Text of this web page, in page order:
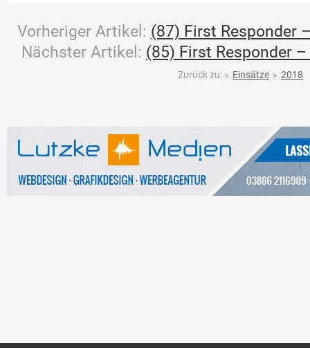
Vorheriger Artikel: (87) First Responder
Nächster Artikel: (85) First Responder
Zurück zu: » Einsätze » 2018